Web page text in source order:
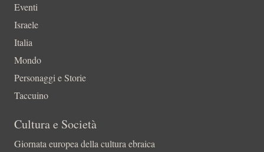
Eventi
Israele
Italia
Mondo
Personaggi e Storie
Taccuino
Cultura e Società
Giornata europea della cultura ebraica